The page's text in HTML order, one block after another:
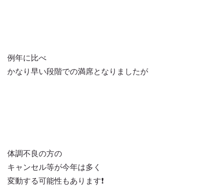
例年に比べ
かなり早い段階での満席となりましたが
体調不良の方の
キャンセル等が今年は多く
変動する可能性もあります❗️